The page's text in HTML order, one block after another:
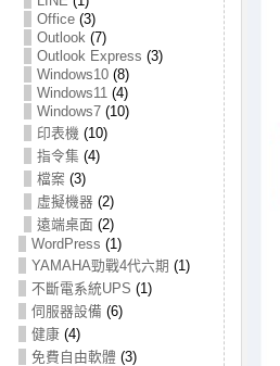
Office(3)
Outlook(7)
Outlook Express (3)
Windows10(8)
Windows11(4)
Windows7(10)
印表機 (10)
指令集 (4)
檔案 (3)
虛擬機器 (2)
遠端桌面 (2)
WordPress (1)
YAMAHA勁戰4代六期 (1)
不斷電系統UPS (1)
伺服器設備 (6)
健康(4)
免費自由軟體 (3)